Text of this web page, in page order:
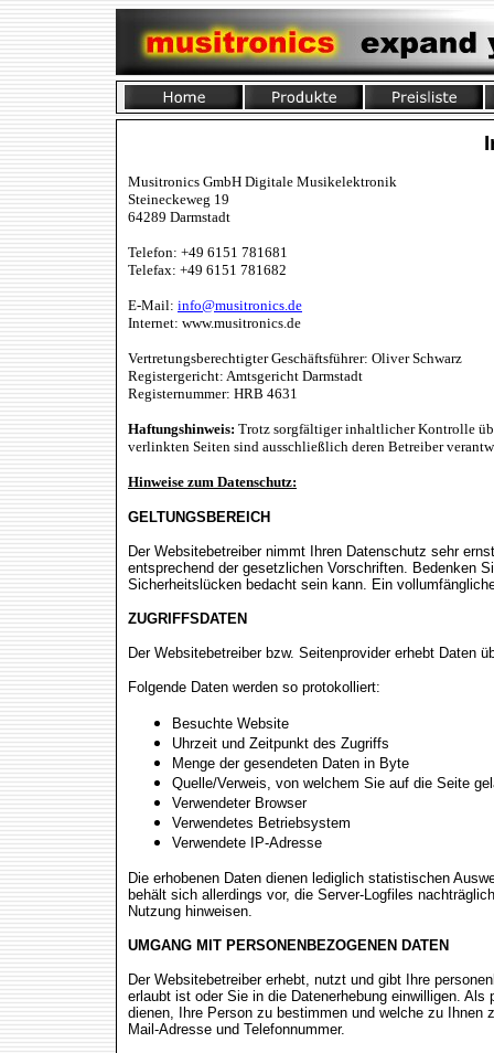
Musitronics GmbH Digitale Musikelektronik
Steineckeweg 19
64289 Darmstadt
Telefon: +49 6151 781681
Telefax: +49 6151 781682
E-Mail: info@musitronics.de
Internet: www.musitronics.de
Vertretungsberechtigter Geschäftsführer: Oliver Schwarz
Registergericht: Amtsgericht Darmstadt
Registernummer: HRB 4631
Haftungshinweis: Trotz sorgfältiger inhaltlicher Kontrolle
verlinkten Seiten sind ausschließlich deren Betreiber
Hinweise zum Datenschutz:
GELTUNGSBEREICH
Der Websitebetreiber nimmt Ihren Datenschutz sehr
entsprechend der gesetzlichen Vorschriften. Bedenken
Sicherheitslücken bedacht sein kann. Ein
ZUGRIFFSDATEN
Der Websitebetreiber bzw. Seitenprovider erhebt
Folgende Daten werden so protokolliert:
Besuchte Website
Uhrzeit und Zeitpunkt des Zugriffs
Menge der gesendeten Daten in Byte
Quelle/Verweis, von welchem Sie auf die Seite
Verwendeter Browser
Verwendetes Betriebsystem
Verwendete IP-Adresse
Die erhobenen Daten dienen lediglich statistischen
behält sich allerdings vor, die Server-Logfiles
Nutzung hinweisen.
UMGANG MIT PERSONENBEZOGENEN DATEN
Der Websitebetreiber erhebt, nutzt und gibt Ihre
erlaubt ist oder Sie in die Datenerhebung einwilligen.
dienen, Ihre Person zu bestimmen und welche zu
Mail-Adresse und Telefonnummer.